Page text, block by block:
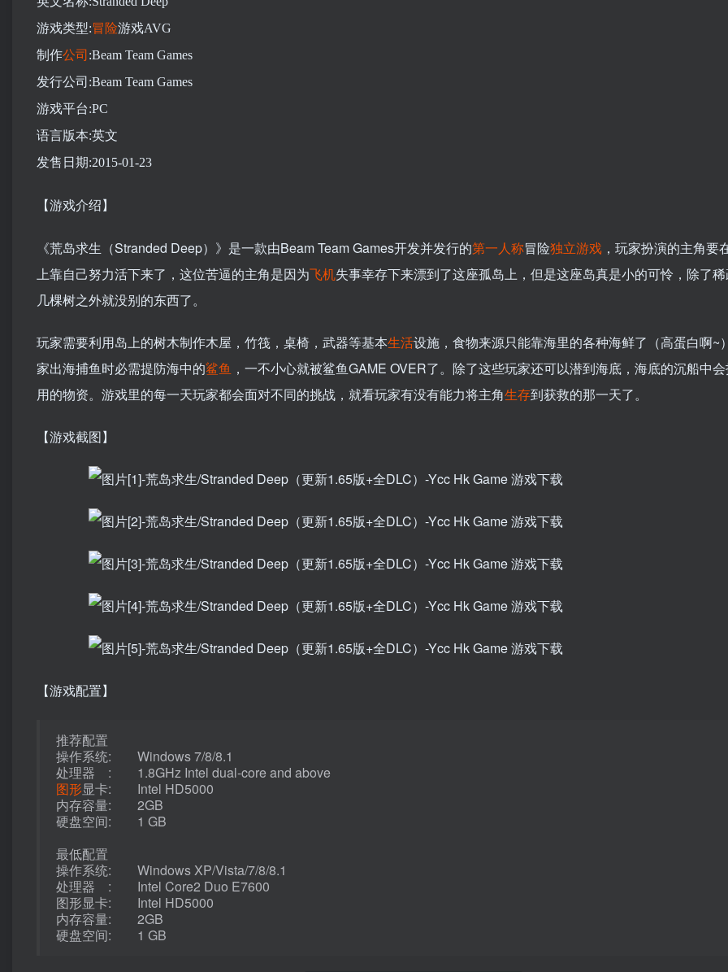
游戏类型:冒险游戏AVG
制作公司 :Beam Team Games
发行公司:Beam Team Games
游戏平台:PC
语言版本:英文
发售日期:2015-01-23
【游戏介绍】
《荒岛求生（Stranded Deep）》是一款由Beam Team Games开发并发行的第一人称冒险独立游戏 ，玩家扮演的主角要
上靠自己努力活下来了，这位苦逼的主角是因为飞机失事幸存下来漂到了这座孤岛上，但是这座岛真是小的可怜，除了
几棵树之外就没别的东西了。
玩家需要利用岛上的树木制作木屋，竹筏，桌椅，武器等基本生活设施，食物来源只能靠海里的各种海鲜了（高蛋白啊~
家出海捕鱼时必需提防海中的鲨鱼 ，一不小心就被鲨鱼GAME OVER了。除了这些玩家还可以潜到海底，海底的沉船中
用的物资。游戏里的每一天玩家都会面对不同的挑战，就看玩家有没有能力将主角生存到获救的那一天了。
【游戏截图】
【游戏配置】
推荐配置
操作系统: Windows 7/8/8.1
处理器 : 1.8GHz Intel dual-core and above
图形显卡: Intel HD5000
内存容量: 2GB
硬盘空间: 1 GB
最低配置
操作系统: Windows XP/Vista/7/8/8.1
处理器 : Intel Core2 Duo E7600
图形显卡: Intel HD5000
内存容量: 2GB
硬盘空间: 1 GB